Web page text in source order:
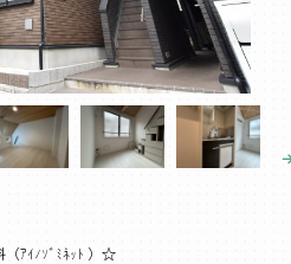
ｱｲﾉｿﾞﾐﾈｯﾄ ）☆